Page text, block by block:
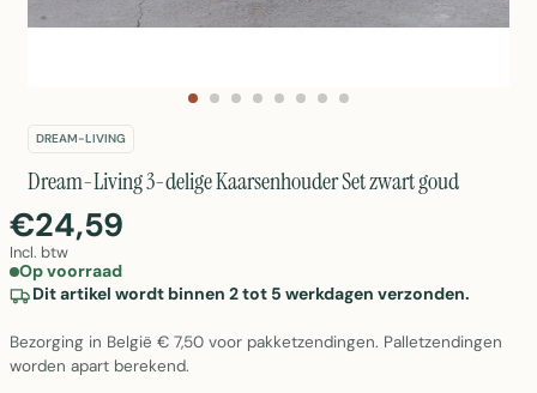
DREAM-LIVING
Dream-Living 3-delige Kaarsenhouder Set zwart goud
€24,59
Incl. btw
Op voorraad
Dit artikel wordt binnen 2 tot 5 werkdagen verzonden.
Bezorging in België € 7,50 voor pakketzendingen. Palletzendingen
worden apart berekend.